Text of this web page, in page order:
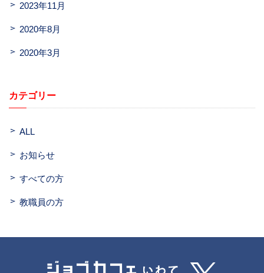
2023年11月
2020年8月
2020年3月
カテゴリー
ALL
お知らせ
すべての方
教職員の方